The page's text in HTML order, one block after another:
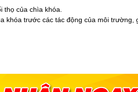
của chìa khóa.
khóa trước các tác động của môi trường,